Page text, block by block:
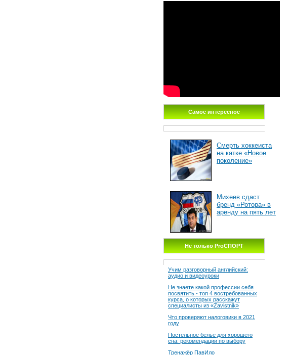
Самое интересное
Смерть хоккеиста
на катке «Новое
поколение»
Михеев сдаст
бренд «Ротора» в
аренду на пять лет
Не только ProСПОРТ
Учим разговорный английский:
аудио и видеоуроки
Не знаете какой профессии себя
посвятить - топ 4 востребованных
курса, о которых расскажут
специалисты из «Zavistnik»
Что проверяют налоговики в 2021
году
Постельное белье для хорошего
сна: рекомендации по выбору
Тренажёр ПавИло